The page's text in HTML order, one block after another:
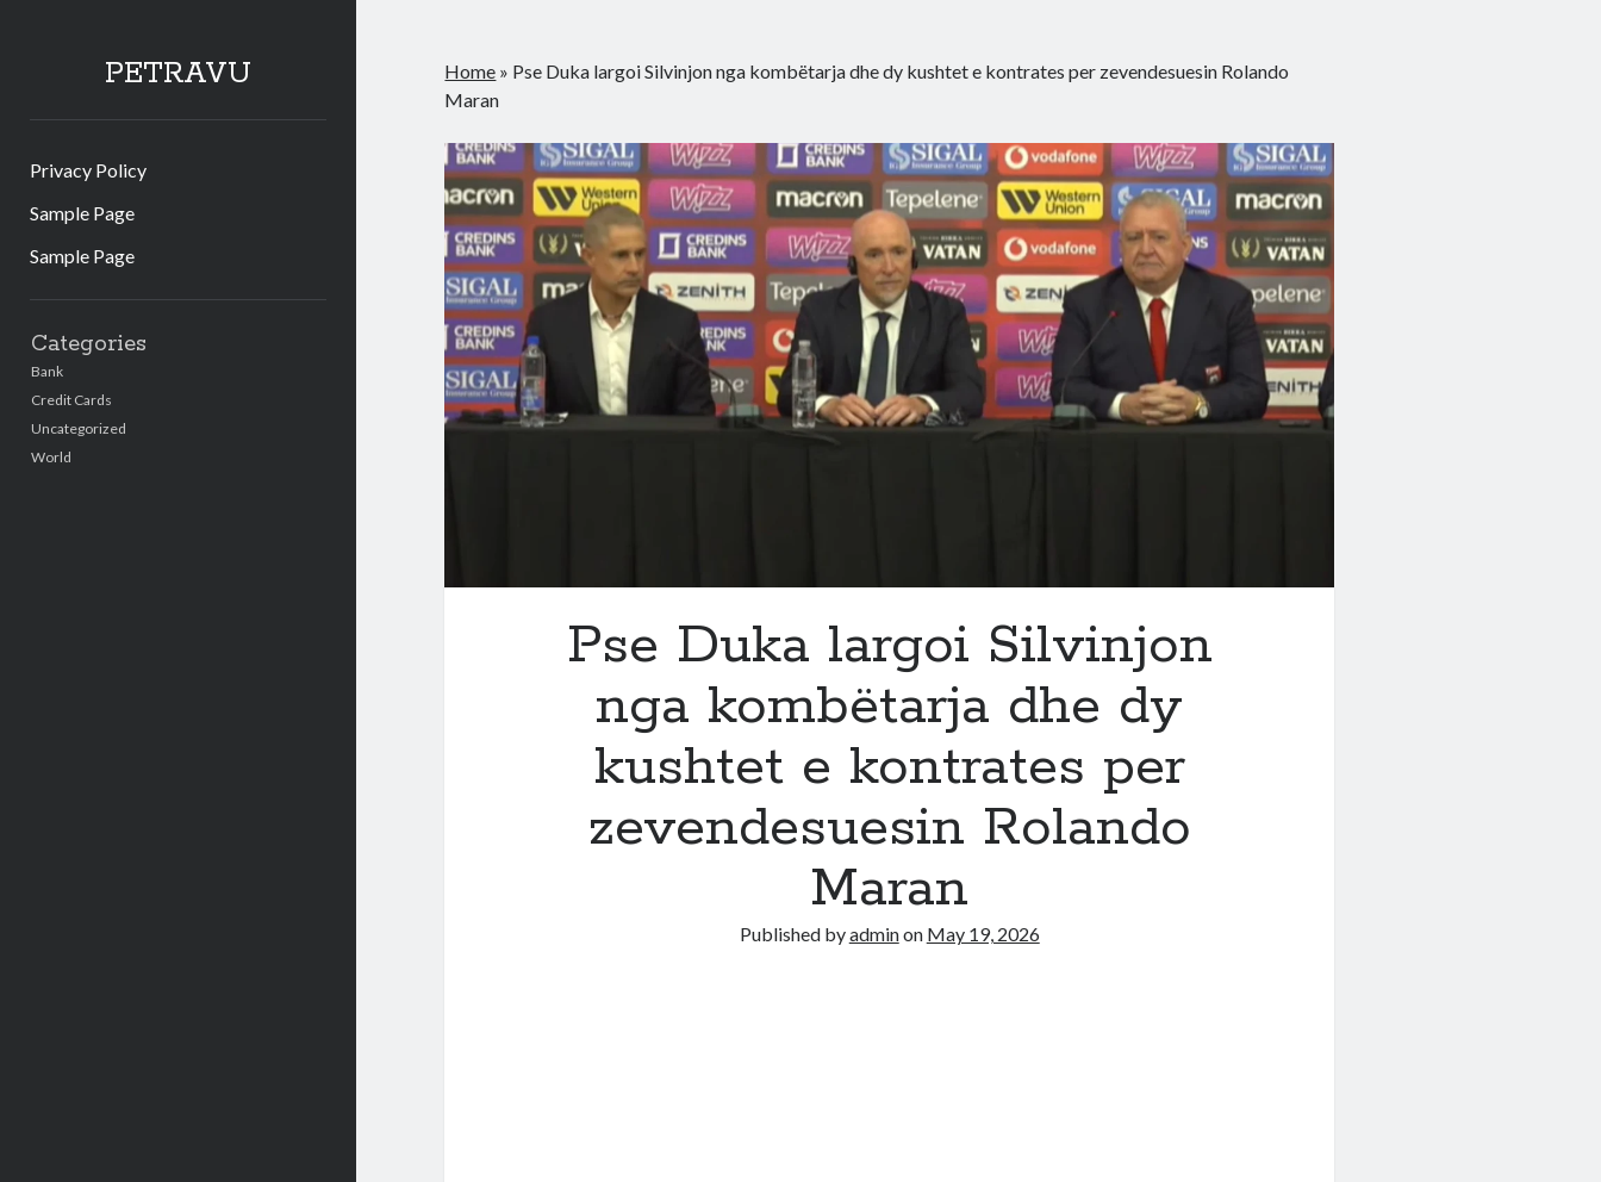
PETRAVU
Privacy Policy
Sample Page
Sample Page
Categories
Bank
Credit Cards
Uncategorized
World
Home » Pse Duka largoi Silvinjon nga kombëtarja dhe dy kushtet e kontrates per zevendesuesin Rolando
Maran
Pse Duka largoi Silvinjon
nga kombëtarja dhe dy
kushtet e kontrates per
zevendesuesin Rolando
Maran
Published byadminon May 19, 2026